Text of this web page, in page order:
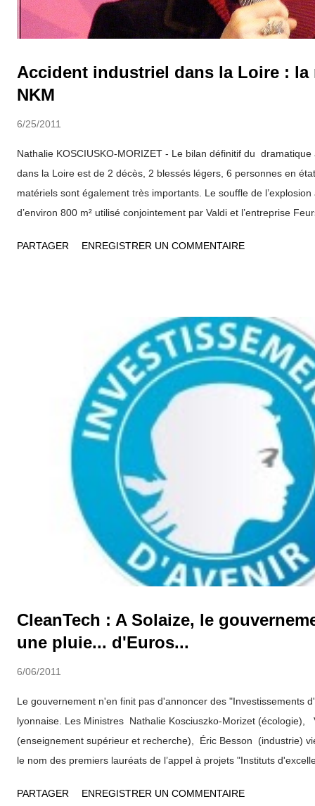
Accident industriel dans la Loire : la
NKM
6/25/2011
Nathalie KOSCIUSKO-MORIZET - Le bilan définitif du dramatique
dans la Loire est de 2 décès, 2 blessés légers, 6 personnes en
matériels sont également très importants. Le souffle de
d’environ 800 m² utilisé conjointement par Valdi et l’entreprise
voie. Dans un communiqué, Nathalie KOSCIUSKO-MORIZET ,
secours. La Direction Régionale de l’Environnement, de
(DREAL) était sur place pour apporter son appui technique et
PARTAGER ENREGISTRER UN COMMENTAIRE
CleanTech : A Solaize, le
une pluie... d'Euros...
6/06/2011
Le gouvernement n'en finit pas d'annoncer des "Investissements
lyonnaise. Les Ministres Nathalie Kosciuszko-Morizet (écologie),
(enseignement supérieur et recherche), Éric Besson (industrie)
le nom des premiers lauréats de l’appel à projets "Instituts
"immédiatement labellisé" . Des partenariats entre les entreprises
PARTAGER ENREGISTRER UN COMMENTAIRE